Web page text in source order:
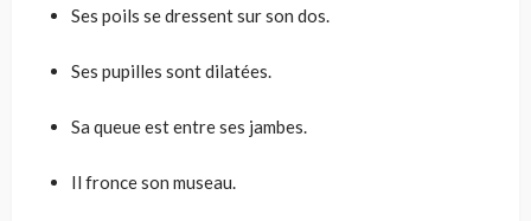
Ses poils se dressent sur son dos.
Ses pupilles sont dilatées.
Sa queue est entre ses jambes.
Il fronce son museau.